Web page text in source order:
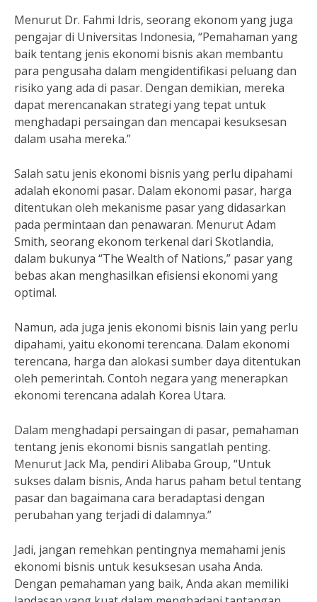
Menurut Dr. Fahmi Idris, seorang ekonom yang juga
pengajar di Universitas Indonesia, “Pemahaman yang
baik tentang jenis ekonomi bisnis akan membantu
para pengusaha dalam mengidentifikasi peluang dan
risiko yang ada di pasar. Dengan demikian, mereka
dapat merencanakan strategi yang tepat untuk
menghadapi persaingan dan mencapai kesuksesan
dalam usaha mereka.”
Salah satu jenis ekonomi bisnis yang perlu dipahami
adalah ekonomi pasar. Dalam ekonomi pasar, harga
ditentukan oleh mekanisme pasar yang didasarkan
pada permintaan dan penawaran. Menurut Adam
Smith, seorang ekonom terkenal dari Skotlandia,
dalam bukunya “The Wealth of Nations,” pasar yang
bebas akan menghasilkan efisiensi ekonomi yang
optimal.
Namun, ada juga jenis ekonomi bisnis lain yang perlu
dipahami, yaitu ekonomi terencana. Dalam ekonomi
terencana, harga dan alokasi sumber daya ditentukan
oleh pemerintah. Contoh negara yang menerapkan
ekonomi terencana adalah Korea Utara.
Dalam menghadapi persaingan di pasar, pemahaman
tentang jenis ekonomi bisnis sangatlah penting.
Menurut Jack Ma, pendiri Alibaba Group, “Untuk
sukses dalam bisnis, Anda harus paham betul tentang
pasar dan bagaimana cara beradaptasi dengan
perubahan yang terjadi di dalamnya.”
Jadi, jangan remehkan pentingnya memahami jenis
ekonomi bisnis untuk kesuksesan usaha Anda.
Dengan pemahaman yang baik, Anda akan memiliki